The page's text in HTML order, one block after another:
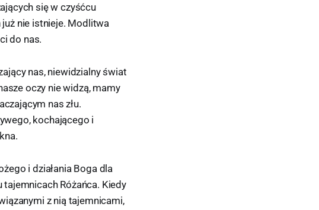
się w czyśćcu
już nie istnieje. Modlitwa
do nas.
nas, niewidzialny świat
oczy nie widzą, mamy
nas złu.
kochającego i
i działania Boga dla
Różańca. Kiedy
z nią tajemnicami,